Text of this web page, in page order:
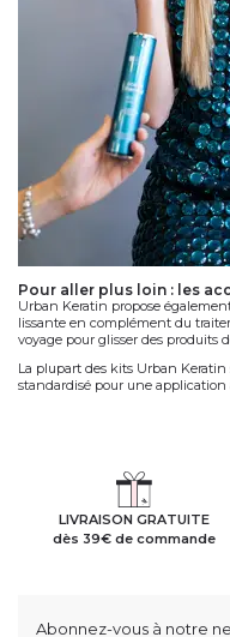
pour aller plus loin : les
Urban Keratin propose
lissante en complément du
voyage pour glisser des produits
La plupart des kits Urban
standardisé pour une application
LIVRAISON GRATUITE
dès 39€ de commande
Abonnez-vous à notre